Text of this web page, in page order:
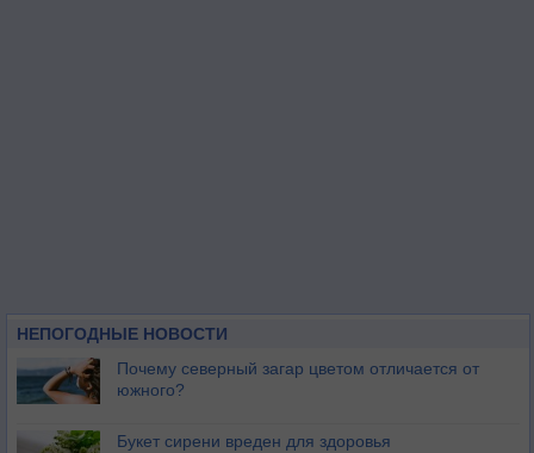
НЕПОГОДНЫЕ НОВОСТИ
Почему северный загар цветом отличается от
южного?
Букет сирени вреден для здоровья